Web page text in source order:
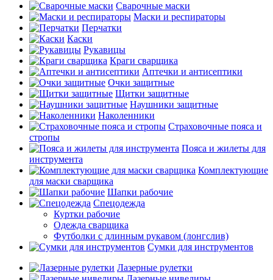
Сварочные маски
Маски и респираторы
Перчатки
Каски
Рукавицы
Краги сварщика
Аптечки и антисептики
Очки защитные
Щитки защитные
Наушники защитные
Наколенники
Страховочные пояса и
стропы
Пояса и жилеты для
инструмента
Комплектующие
для маски сварщика
Шапки рабочие
Спецодежда
Куртки рабочие
Одежда сварщика
Футболки с длинным рукавом (лонгслив)
Сумки для инструментов
Лазерные рулетки